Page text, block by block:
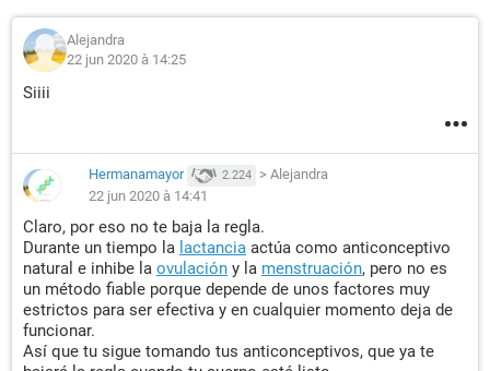
Alejandra
22 jun 2020 à 14:25
Siiii
Hermanamayor 2.224 > Alejandra
22 jun 2020 à 14:41
Claro, por eso no te baja la regla.
Durante un tiempo la lactancia actúa como anticonceptivo
natural e inhibe la ovulación y la menstruación, pero no es
un método fiable porque depende de unos factores muy
estrictos para ser efectiva y en cualquier momento deja de
funcionar.
Así que tu sigue tomando tus anticonceptivos, que ya te